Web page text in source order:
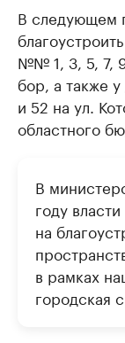
В следующем
№№ 1, 3, 5, 7,
бор, а также
и 52 на ул.
областного
В
году
на
в рамках
городская